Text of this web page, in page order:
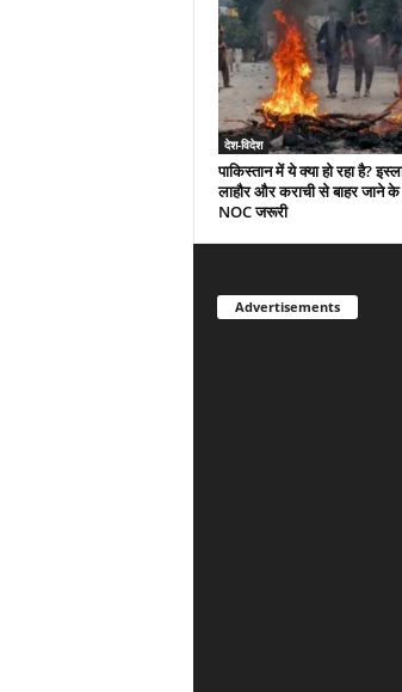
देश-विदेश
पाकिस्तान में ये क्या हो रहा है?
लाहौर और कराची से बाहर जाने के
NOC जरूरी
Advertisements